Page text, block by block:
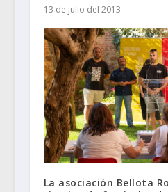
13 de julio del 2013
La asociación Bellota